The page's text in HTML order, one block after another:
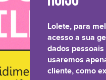
Lolete, para
acesso a sua
dados
usaremos
cliente, como